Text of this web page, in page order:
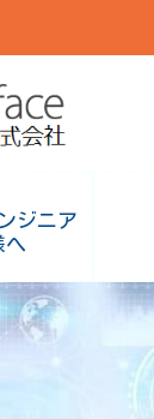
ジニア
へ